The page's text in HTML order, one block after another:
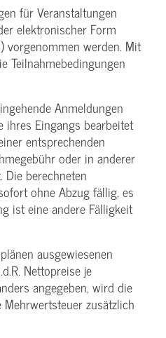
für Veranstaltungen
elektronischer Form
vorgenommen werden. Mit
Teilnahme­bedingungen
Anmeldungen
ihres Eingangs bearbeitet
entsprechenden
oder in anderer
berechneten
ohne Abzug fällig, es
ist eine andere Fälligkeit
ausgewiesenen
Nettopreise je
angegeben, wird die
zusätzlich